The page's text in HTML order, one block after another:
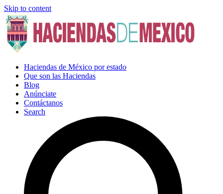
Skip to content
Haciendas de México por estado
Que son las Haciendas
Blog
Anúnciate
Contáctanos
Search